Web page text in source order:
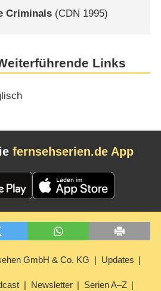
Criminals (CDN 1995)
Links
fernsehserien.de App
GmbH & Co. KG Updates
Newsletter Serien A–Z